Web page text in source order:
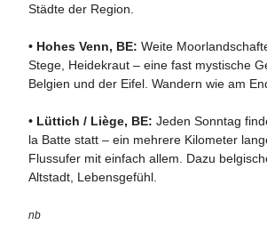
Städte der Region.
• Hohes Venn, BE: Weite
Stege, Heidekraut – eine fast mystische
Belgien und der Eifel. Wandern wie am
• Lüttich / Liège, BE: Jeden Sonntag
la Batte statt – ein mehrere Kilometer
Flussufer mit einfach allem. Dazu
Altstadt, Lebensgefühl.
nb